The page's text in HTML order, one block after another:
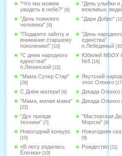
"Что мы можем
увидеть в небе?" [6]
"День улыбки и
вежливых
"День пожилого
человека" [9]
"Дари Добро"
"Подарите заботу и
внимание старшему
поколению!" [10]
"День
единства"
п.Лебединый [30]
"С днем народного
единства!"
п.Ленинский [22]
Юбилей МБОУ
№5 [16]
"Мама Супер Стар"
[28]
Якутский
эпос Олонхо [17]
С Днём матери! [6] Декада Олонхо
"Мама, милая мама"
[22]
Декада Олонхо
“Дух прежде
техники” [7]
"Мастерская
Мороза" [9]
Новогодний конкурс
[10]
Новогодняя
[9]
«В лесу родилась
Ёлочка» [10]
Рождество [11]